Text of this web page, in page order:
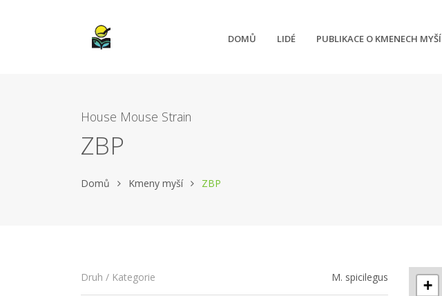
DOMŮ LIDÉ PUBLIKACE O KMENECH MYŠÍ
House Mouse Strain
ZBP
Domů Kmeny myší ZBP
+
Druh / Kategorie M. spicilegus